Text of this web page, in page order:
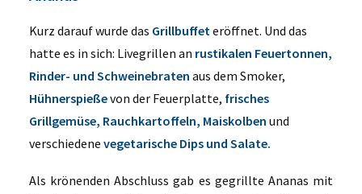
Kurz darauf wurde das Grillbuffeteröffnet. Und das
hatte es in sich: Livegrillen an rustikalen Feuertonnen,
Rinder- und Schweinebraten aus dem Smoker,
Hühnerspießevon der Feuerplatte, frisches
Grillgemüse, Rauchkartoffeln, Maiskolben und
verschiedene vegetarische Dips und Salate.
Als krönenden Abschluss gab es gegrillte Ananas mit